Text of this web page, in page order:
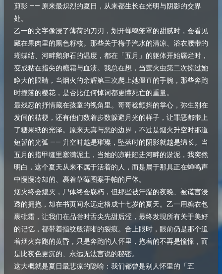
剪影 —— 原来最炽烈的夏日，从来都生长在光明与阴影的交界
处。​
乙一的文字像浸了薄荷的刀刃，划开蝉鸣笼罩的甜腻时，会看见
藏在果肉里的黑色籽核。那些关于梅子汽水的清凉、浴衣腰带的
蝴蝶结、河畔鹅卵石的温度，都在「五月」的躯体开始腐烂时，
变成粘在指尖的糖霜与血渍。我总在想，当萤火虫第二次掠过她
睁大的眼睛，当烟火的余辉第三次爬上她僵直的手腕，那些奔跑
时撞落的樱花，是否比任何悼词都更懂死亡的重量。​
最残忍的抒情藏在孩童的视角里。哥哥稔颤抖的掌心，弥生别在
发间的桔梗，还有他们数着步数躲避月光的样子，让罪恶都带上
了糖果纸的光泽。原来天真与恶的边界，不过是烟火升空时那道
短暂的光弧 —— 升空时越是璀璨，坠落时的阴影就越是绵长。当
五月的指甲缝里塞满泥土，当她的凉鞋陷进河畔的淤泥，我突然
明白，这个夏天从来不属于活着的人，而是属于那具正在蝉鸣声
中慢慢冷却的、裹着草莓图案手帕的尸体。​
烟火终会熄灭，尸体终会腐朽，但那些被汗湿的夜晚、被谎言浸
透的拥抱，却在书页间永远定格成十七岁的夏天。乙一用糖衣包
裹砒霜，让我们在品尝时舌尖先甜后涩，最终发现所有关于美好
的记忆，都带着指纹般清晰的裂痕。合上眼时，眼前仍是那个追
着烟火奔跑的黄昏，只是奔跑的人怀里，抱着的不再是憧憬，而
是比夜色更沉的、永远无法言说的秘密。​
这大概就是夏日最悲凉的隐喻：我们都曾是别人怀里的「五